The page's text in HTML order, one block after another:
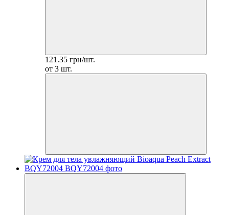
121.35 грн/шт.
от 3 шт.